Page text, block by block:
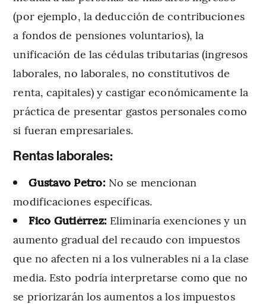
(por ejemplo, la deducción de contribuciones
a fondos de pensiones voluntarios), la
unificación de las cédulas tributarias (ingresos
laborales, no laborales, no constitutivos de
renta, capitales) y castigar económicamente la
práctica de presentar gastos personales como
si fueran empresariales.
Rentas laborales:
Gustavo Petro: No se mencionan
modificaciones específicas.
Fico Gutiérrez: Eliminaría exenciones y un
aumento gradual del recaudo con impuestos
que no afecten ni a los vulnerables ni a la clase
media. Esto podría interpretarse como que no
se priorizarán los aumentos a los impuestos